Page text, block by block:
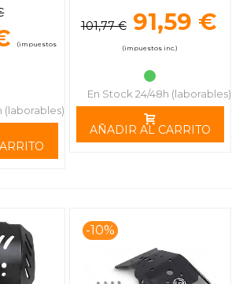
(impuestos
(laborables)
101,77 € 91,59 €
(impuestos inc.)
En Stock 24/48h (laborables)
AÑADIR AL CARRITO
-10%